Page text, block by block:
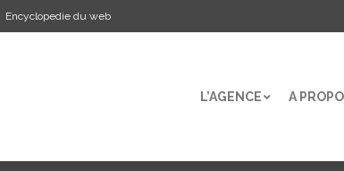
Encyclopedie du web
L’AGENCE A